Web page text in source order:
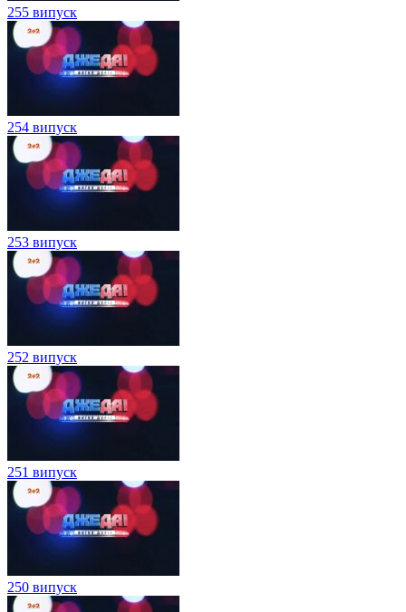
255 випуск
254 випуск
253 випуск
252 випуск
251 випуск
250 випуск